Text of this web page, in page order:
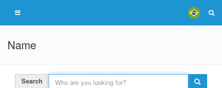
Name
Search